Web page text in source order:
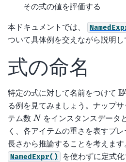
その式の値を評価する
本ドキュメントでは、
ついて具体例を交えながら説明し
式の命名
特定の式に対して名前をつけて LA
る例を見てみましょう。ナップ
テム数 N
N をインスタンスデータ
く、各アイテムの重さを表すプ
長さから推論することを考えます
NamedExpr()
を使わずに定式